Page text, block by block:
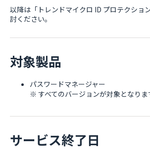
以降は「トレンドマイクロ ID プロテクショ
討ください。
対象製品
パスワードマネージャー
※ すべてのバージョンが対象となりま
サービス終了日